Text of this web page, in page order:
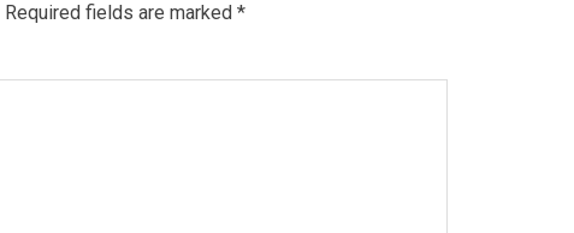
Required fields are marked *